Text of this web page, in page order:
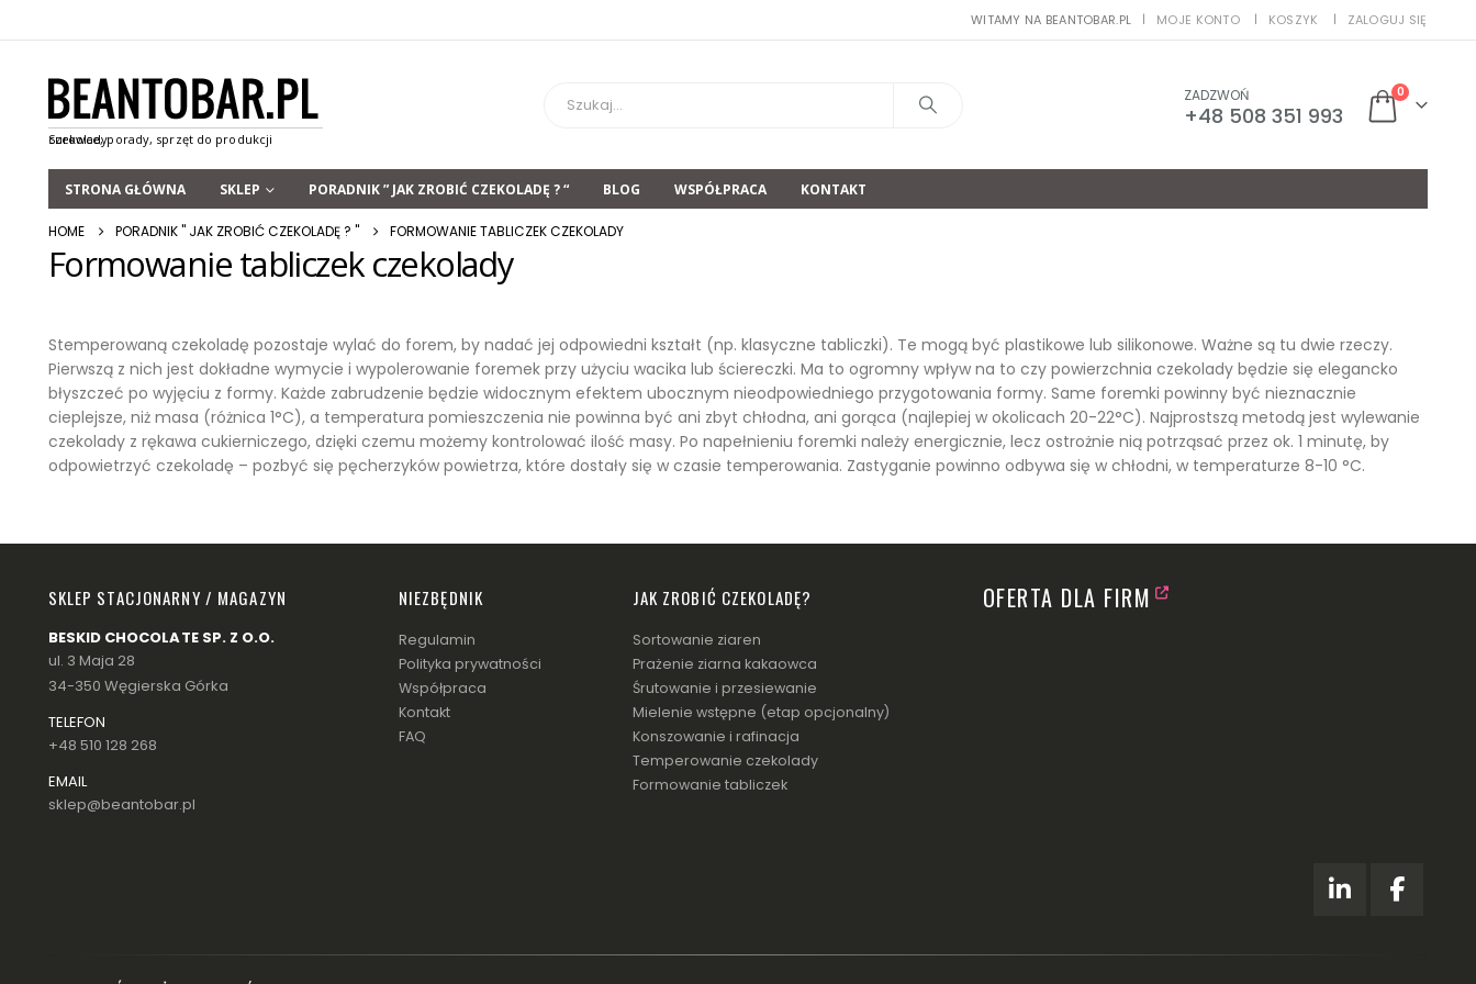
WITAMY NA BEANTOBAR.PL | MOJE KONTO KOSZYK ZALOGUJ SIĘ
ZADZWOŃ
+48 508 351 993
0
STRONA GŁÓWNA SKLEP PORADNIK ” JAK ZROBIĆ CZEKOLADĘ ? “ BLOG WSPÓŁPRACA KONTAKT
HOME PORADNIK " JAK ZROBIĆ CZEKOLADĘ ? " FORMOWANIE TABLICZEK CZEKOLADY
Formowanie tabliczek czekolady
Stemperowaną czekoladę pozostaje wylać do forem, by nadać jej odpowiedni kształt (np. klasyczne tabliczki). Te mogą być plastikowe lub silikonowe. Ważne są tu dwie rzeczy.
Pierwszą z nich jest dokładne wymycie i wypolerowanie foremek przy użyciu wacika lub ściereczki. Ma to ogromny wpływ na to czy powierzchnia czekolady będzie się elegancko
błyszczeć po wyjęciu z formy. Każde zabrudzenie będzie widocznym efektem ubocznym nieodpowiedniego przygotowania formy. Same foremki powinny być nieznacznie
cieplejsze, niż masa (różnica 1°C), a temperatura pomieszczenia nie powinna być ani zbyt chłodna, ani gorąca (najlepiej w okolicach 20-22°C). Najprostszą metodą jest wylewanie
czekolady z rękawa cukierniczego, dzięki czemu możemy kontrolować ilość masy. Po napełnieniu foremki należy energicznie, lecz ostrożnie nią potrząsać przez ok. 1 minutę, by
odpowietrzyć czekoladę – pozbyć się pęcherzyków powietrza, które dostały się w czasie temperowania. Zastyganie powinno odbywa się w chłodni, w temperaturze 8-10 °C.
SKLEP STACJONARNY / MAGAZYN
BESKID CHOCOLATE SP. Z O.O.
ul. 3 Maja 28
34-350 Węgierska Górka
TELEFON
+48 510 128 268
EMAIL
sklep@beantobar.pl
NIEZBĘDNIK
Regulamin
Polityka prywatności
Współpraca
Kontakt
FAQ
JAK ZROBIĆ CZEKOLADĘ?
Sortowanie ziaren
Prażenie ziarna kakaowca
Śrutowanie i przesiewanie
Mielenie wstępne (etap opcjonalny)
Konszowanie i rafinacja
Temperowanie czekolady
Formowanie tabliczek
OFERTA DLA FIRM